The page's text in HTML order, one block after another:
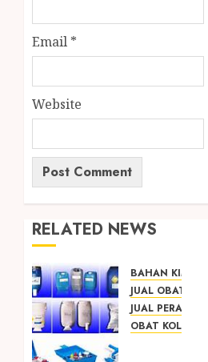
Email *
Website
RELATED NEWS
BAHAN KIMIA
JUAL OBAT
JUAL
OBAT KOLAM